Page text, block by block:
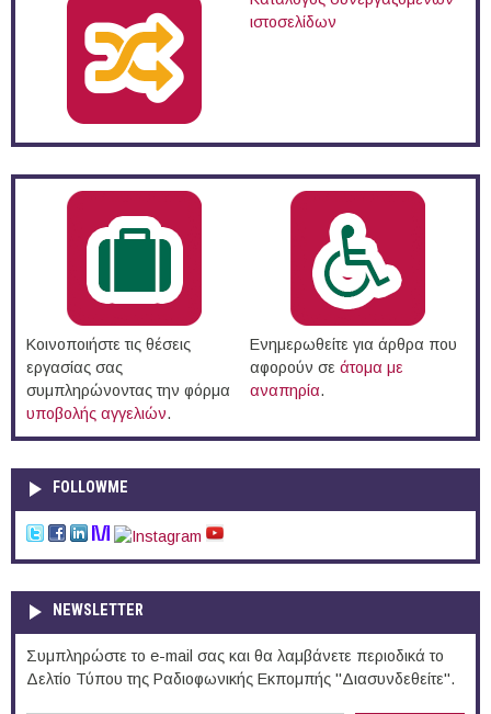
ιστοσελίδων
Κοινοποιήστε τις θέσεις
εργασίας σας
συμπληρώνοντας την φόρμα
υποβολής αγγελιών.
Ενημερωθείτε για άρθρα που
αφορούν σε άτομα με
αναπηρία.
FOLLOWME
NEWSLETTER
Συμπληρώστε το e-mail σας και θα λαμβάνετε περιοδικά το
Δελτίο Τύπου της Ραδιοφωνικής Εκπομπής "Διασυνδεθείτε".